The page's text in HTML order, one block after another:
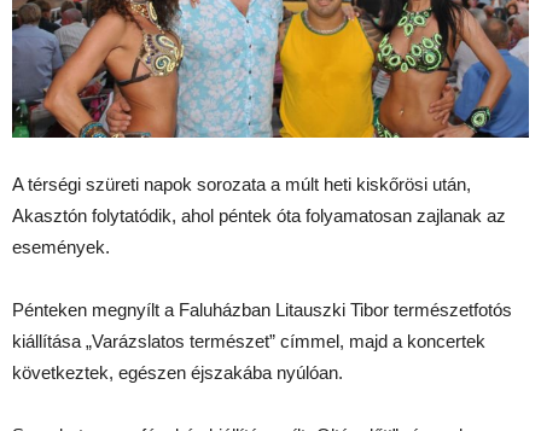
A térségi szüreti napok sorozata a múlt heti kiskőrösi után,
Akasztón folytatódik, ahol péntek óta folyamatosan zajlanak az
események.
Pénteken megnyílt a Faluházban Litauszki Tibor természetfotós
kiállítása „Varázslatos természet” címmel, majd a koncertek
következtek, egészen éjszakába nyúlóan.